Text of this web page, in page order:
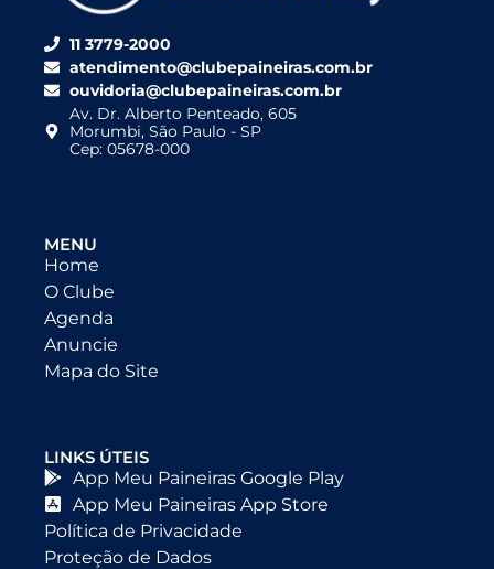
11 3779-2000
atendimento@clubepaineiras.com.br
ouvidoria@clubepaineiras.com.br
Av. Dr. Alberto Penteado, 605
Morumbi, São Paulo - SP
Cep: 05678-000
MENU
Home
O Clube
Agenda
Anuncie
Mapa do Site
LINKS ÚTEIS
App Meu Paineiras Google Play
App Meu Paineiras App Store
Política de Privacidade
Proteção de Dados